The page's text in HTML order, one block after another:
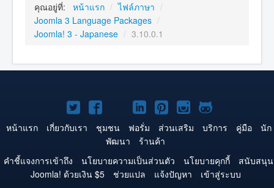
คุณอยู่ที่: หน้าแรก / ไฟล์ภาษา /
Joomla 3 Language Packages /
Joomla! 3 - Japanese / 3.10.0.1
Joomla!
บน
Twitter
Joomla!
บน
Facebook
Joomla!
บน
YouTube
Joomla!
บน
LinkedIn
Joomla!
บน
Pinterest
Joomla!
บน
Joomla!
บน
หน้าแรก เกี่ยวกับเรา ชุมชน ฟอรั่ม ส่วนเสริม บริการ คู่มือ
นัก
พัฒนา
ร้านค้า
คำชี้แจงการเข้าถึง
นโยบายความเป็นส่วนตัว นโยบายคุกกี้
สนับสนุน
Joomla! ด้วยเงิน $5
ช่วยแปล แจ้งปัญหา
เข้าสู่ระบบ